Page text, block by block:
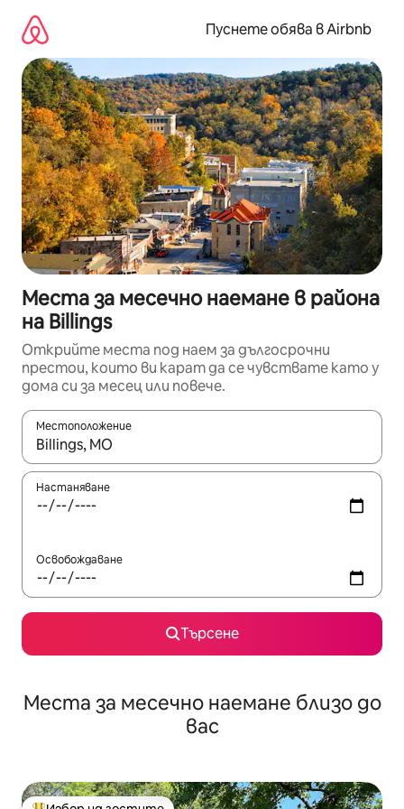
съдържанието
Пуснете обява в Airbnb
Места за месечно наемане в района
на Billings
Открийте места под наем за дългосрочни
престои, които ви карат да се чувствате като у
дома си за месец или повече.
Местоположение
Когато резултатите се покажат, използвайте
Настаняване
Освобождаване
Търсене
Места за месечно наемане близо до
вас